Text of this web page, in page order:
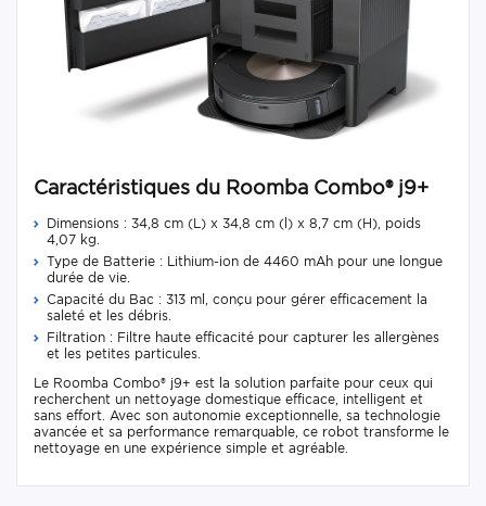
Caractéristiques du Roomba Combo® j9+
Dimensions : 34,8 cm (L) x 34,8 cm (l) x 8,7 cm (H), poids
4,07 kg.
Type de Batterie : Lithium-ion de 4460 mAh pour une longue
durée de vie.
Capacité du Bac : 313 ml, conçu pour gérer efficacement la
saleté et les débris.
Filtration : Filtre haute efficacité pour capturer les allergènes
et les petites particules.
Le Roomba Combo® j9+ est la solution parfaite pour ceux qui
recherchent un nettoyage domestique efficace, intelligent et
sans effort. Avec son autonomie exceptionnelle, sa technologie
avancée et sa performance remarquable, ce robot transforme le
nettoyage en une expérience simple et agréable.